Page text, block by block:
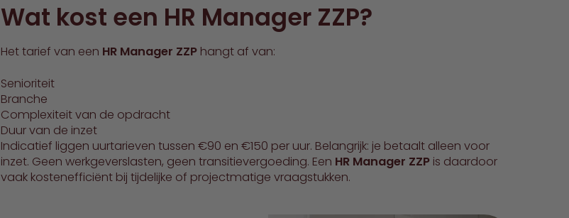
Wat kost een HR Manager ZZP?
Het tarief van een HR Manager ZZPhangt af van:
Senioriteit
Branche
Complexiteit van de opdracht
Duur van de inzet
Indicatief liggen uurtarieven tussen €90 en €150 per uur. Belangrijk: je betaalt alleen voor
inzet. Geen werkgeverslasten, geen transitievergoeding. Een HR Manager ZZPis daardoor
vaak kostenefficiënt bij tijdelijke of projectmatige vraagstukken.